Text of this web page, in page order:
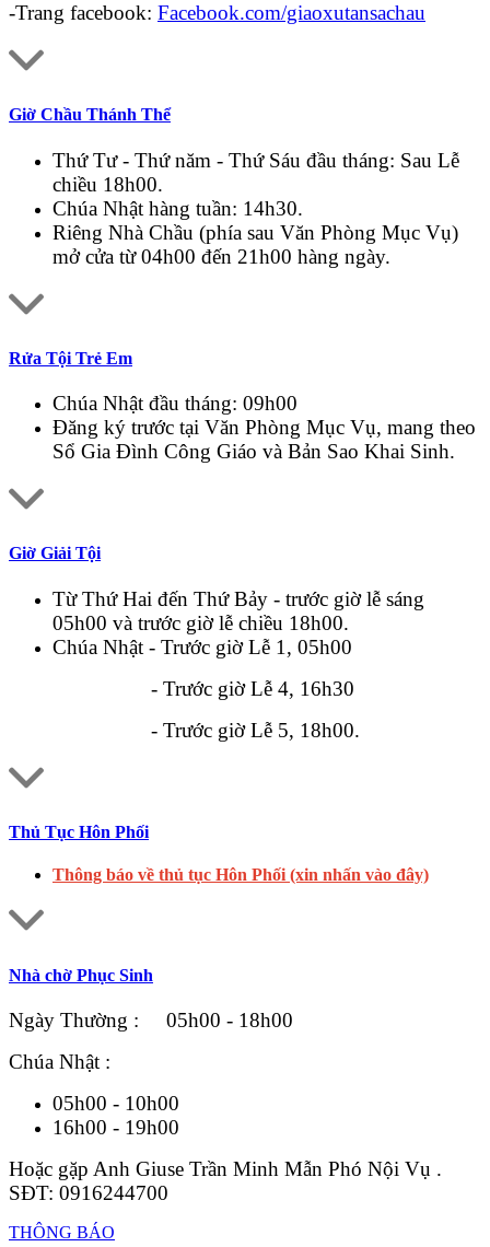
-Trang facebook: Facebook.com/giaoxutansachau
Giờ Chầu Thánh Thể
Thứ Tư - Thứ năm - Thứ Sáu đầu tháng: Sau Lễ
chiều 18h00.
Chúa Nhật hàng tuần: 14h30.
Riêng Nhà Chầu (phía sau Văn Phòng Mục Vụ)
mở cửa từ 04h00 đến 21h00 hàng ngày.
Rửa Tội Trẻ Em
Chúa Nhật đầu tháng: 09h00
Đăng ký trước tại Văn Phòng Mục Vụ, mang theo
Sổ Gia Đình Công Giáo và Bản Sao Khai Sinh.
Giờ Giải Tội
Từ Thứ Hai đến Thứ Bảy - trước giờ lễ sáng
05h00 và trước giờ lễ chiều 18h00.
Chúa Nhật - Trước giờ Lễ 1, 05h00
- Trước giờ Lễ 4, 16h30
- Trước giờ Lễ 5, 18h00.
Thủ Tục Hôn Phối
Thông báo về thủ tục Hôn Phối (xin nhấn vào đây)
Nhà chờ Phục Sinh
Ngày Thường : 05h00 - 18h00
Chúa Nhật :
05h00 - 10h00
16h00 - 19h00
Hoặc gặp Anh Giuse Trần Minh Mẫn Phó Nội Vụ .
SĐT: 0916244700
THÔNG BÁO